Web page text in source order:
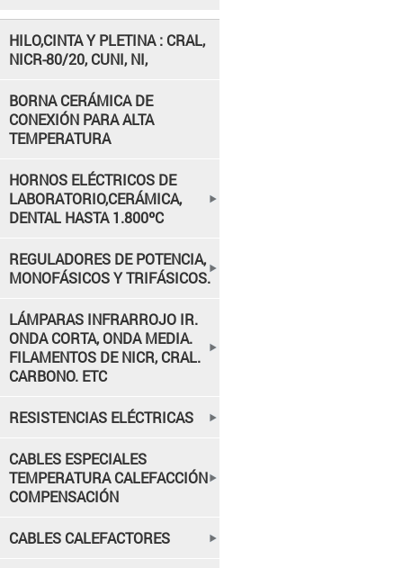
HILO,CINTA Y PLETINA : CRAL,
NICR-80/20, CUNI, NI,
BORNA CERÁMICA DE
CONEXIÓN PARA ALTA
TEMPERATURA
HORNOS ELÉCTRICOS DE
LABORATORIO,CERÁMICA,
DENTAL HASTA 1.800ºC
REGULADORES DE POTENCIA,
MONOFÁSICOS Y TRIFÁSICOS.
LÁMPARAS INFRARROJO IR.
ONDA CORTA, ONDA MEDIA.
FILAMENTOS DE NICR, CRAL.
CARBONO. ETC
RESISTENCIAS ELÉCTRICAS
CABLES ESPECIALES
TEMPERATURA CALEFACCIÓN
COMPENSACIÓN
CABLES CALEFACTORES